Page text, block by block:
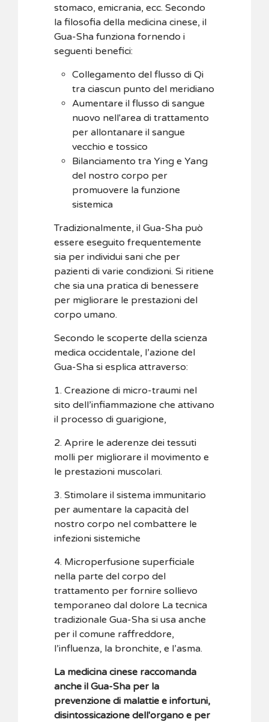
stomaco, emicrania, ecc. Secondo
la filosofia della medicina cinese, il
Gua-Sha funziona fornendo i
seguenti benefici:
Collegamento del flusso di Qi
tra ciascun punto del meridiano
Aumentare il flusso di sangue
nuovo nell'area di trattamento
per allontanare il sangue
vecchio e tossico
Bilanciamento tra Ying e Yang
del nostro corpo per
promuovere la funzione
sistemica
Tradizionalmente, il Gua-Sha può
essere eseguito frequentemente
sia per individui sani che per
pazienti di varie condizioni. Si ritiene
che sia una pratica di benessere
per migliorare le prestazioni del
corpo umano.
Secondo le scoperte della scienza
medica occidentale, l’azione del
Gua-Sha si esplica attraverso:
1. Creazione di micro-traumi nel
sito dell’infiammazione che attivano
il processo di guarigione,
2. Aprire le aderenze dei tessuti
molli per migliorare il movimento e
le prestazioni muscolari.
3. Stimolare il sistema immunitario
per aumentare la capacità del
nostro corpo nel combattere le
infezioni sistemiche
4. Microperfusione superficiale
nella parte del corpo del
trattamento per fornire sollievo
temporaneo dal dolore La tecnica
tradizionale Gua-Sha si usa anche
per il comune raffreddore,
l’influenza, la bronchite, e l’asma.
La medicina cinese raccomanda
anche il Gua-Sha per la
prevenzione di malattie e infortuni,
disintossicazione dell'organo e per